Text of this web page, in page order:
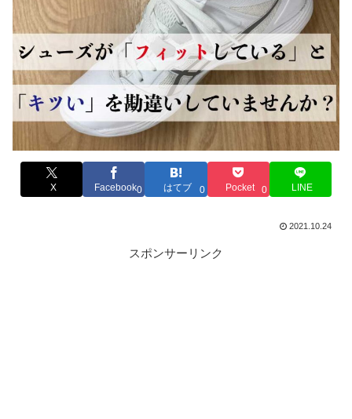
X Facebook0 はてブ 0 Pocket 0 LINE
2021.10.24
スポンサーリンク